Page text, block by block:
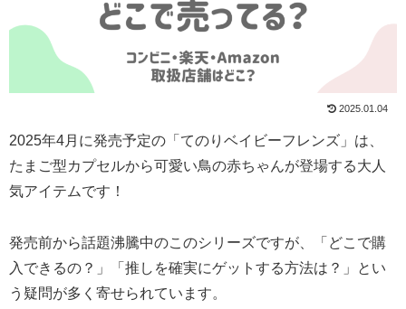
2025.01.04
2025年4月に発売予定の「てのりベイビーフレンズ」は、
たまご型カプセルから可愛い鳥の赤ちゃんが登場する大人
気アイテムです！
発売前から話題沸騰中のこのシリーズですが、「どこで購
入できるの？」「推しを確実にゲットする方法は？」とい
う疑問が多く寄せられています。